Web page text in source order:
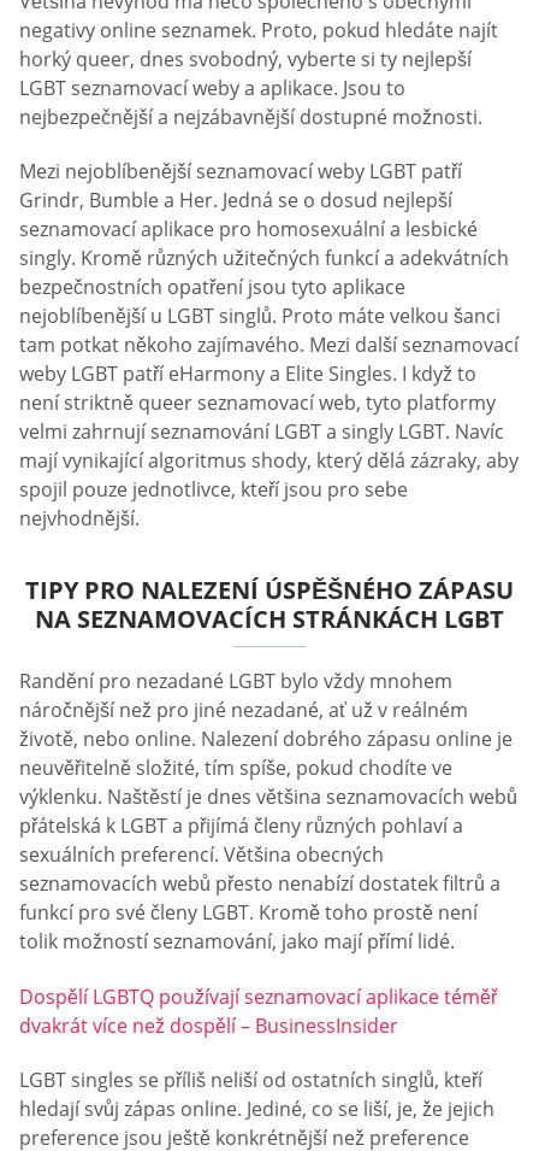
negativy online seznamek. Proto, pokud hledáte najít
horký queer, dnes svobodný, vyberte si ty nejlepší
LGBT seznamovací weby a aplikace. Jsou to
nejbezpečnější a nejzábavnější dostupné možnosti.
Mezi nejoblíbenější seznamovací weby LGBT patří
Grindr, Bumble a Her. Jedná se o dosud nejlepší
seznamovací aplikace pro homosexuální a lesbické
singly. Kromě různých užitečných funkcí a adekvátních
bezpečnostních opatření jsou tyto aplikace
nejoblíbenější u LGBT singlů. Proto máte velkou šanci
tam potkat někoho zajímavého. Mezi další seznamovací
weby LGBT patří eHarmony a Elite Singles. I když to
není striktně queer seznamovací web, tyto platformy
velmi zahrnují seznamování LGBT a singly LGBT. Navíc
mají vynikající algoritmus shody, který dělá zázraky, aby
spojil pouze jednotlivce, kteří jsou pro sebe
nejvhodnější.
TIPY PRO NALEZENÍ ÚSPĚŠNÉHO ZÁPASU
NA SEZNAMOVACÍCH STRÁNKÁCH LGBT
Randění pro nezadané LGBT bylo vždy mnohem
náročnější než pro jiné nezadané, ať už v reálném
životě, nebo online. Nalezení dobrého zápasu online je
neuvěřitelně složité, tím spíše, pokud chodíte ve
výklenku. Naštěstí je dnes většina seznamovacích webů
přátelská k LGBT a přijímá členy různých pohlaví a
sexuálních preferencí. Většina obecných
seznamovacích webů přesto nenabízí dostatek filtrů a
funkcí pro své členy LGBT. Kromě toho prostě není
tolik možností seznamování, jako mají přímí lidé.
Dospělí LGBTQ používají seznamovací aplikace téměř
dvakrát více než dospělí – BusinessInsider
LGBT singles se příliš neliší od ostatních singlů, kteří
hledají svůj zápas online. Jediné, co se liší, je, že jejich
preference jsou ještě konkrétnější než preference